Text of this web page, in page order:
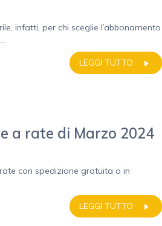
infatti, per chi sceglie l’abbonamento
LEGGI TUTTO
a rate di Marzo 2024
con spedizione gratuita o in
LEGGI TUTTO